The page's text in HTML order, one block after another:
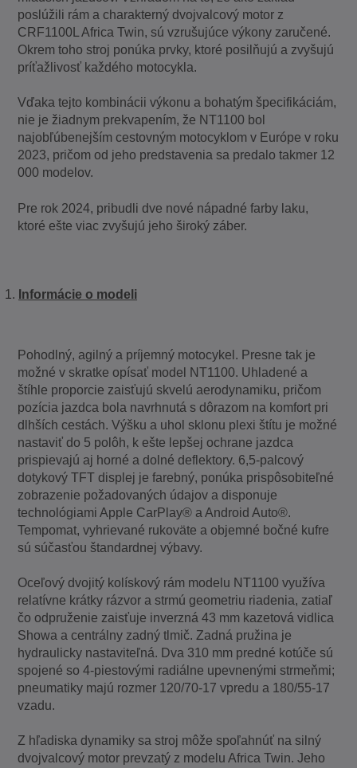
poslúžili rám a charakterný dvojvalcový motor z
CRF1100L Africa Twin, sú vzrušujúce výkony zaručené.
Okrem toho stroj ponúka prvky, ktoré posilňujú a zvyšujú
príťažlivosť každého motocykla.
Vďaka tejto kombinácii výkonu a bohatým špecifikáciám,
nie je žiadnym prekvapením, že NT1100 bol
najobľúbenejším cestovným motocyklom v Európe v roku
2023, pričom od jeho predstavenia sa predalo takmer 12
000 modelov.
Pre rok 2024, pribudli dve nové nápadné farby laku,
ktoré ešte viac zvyšujú jeho široký záber.
Informácie o modeli
Pohodlný, agilný a príjemný motocykel. Presne tak je
možné v skratke opísať model NT1100. Uhladené a
štíhle proporcie zaisťujú skvelú aerodynamiku, pričom
pozícia jazdca bola navrhnutá s dôrazom na komfort pri
dlhších cestách. Výšku a uhol sklonu plexi štítu je možné
nastaviť do 5 polôh, k ešte lepšej ochrane jazdca
prispievajú aj horné a dolné deflektory. 6,5-palcový
dotykový TFT displej je farebný, ponúka prispôsobiteľné
zobrazenie požadovaných údajov a disponuje
technológiami Apple CarPlay® a Android Auto®.
Tempomat, vyhrievané rukoväte a objemné bočné kufre
sú súčasťou štandardnej výbavy.
Oceľový dvojitý kolískový rám modelu NT1100 využíva
relatívne krátky rázvor a strmú geometriu riadenia, zatiaľ
čo odpruženie zaisťuje inverzná 43 mm kazetová vidlica
Showa a centrálny zadný tlmič. Zadná pružina je
hydraulicky nastaviteľná. Dva 310 mm predné kotúče sú
spojené so 4-piestovými radiálne upevnenými strmeňmi;
pneumatiky majú rozmer 120/70-17 vpredu a 180/55-17
vzadu.
Z hľadiska dynamiky sa stroj môže spoľahnúť na silný
dvojvalcový motor prevzatý z modelu Africa Twin. Jeho